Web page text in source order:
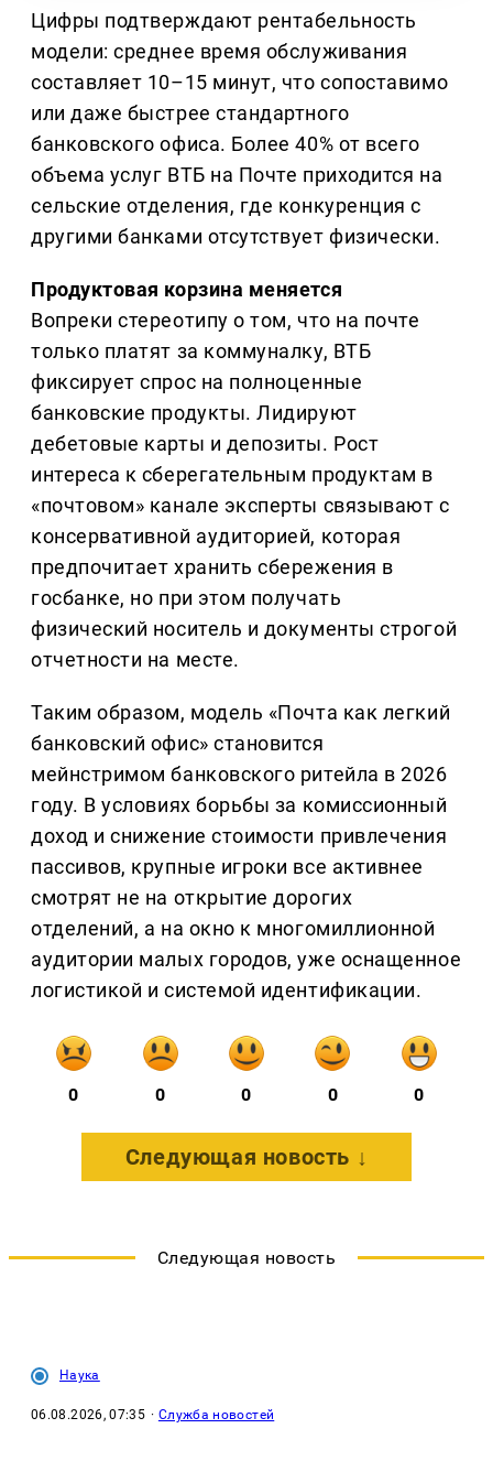
Цифры подтверждают рентабельность
модели: среднее время обслуживания
составляет 10–15 минут, что сопоставимо
или даже быстрее стандартного
банковского офиса. Более 40% от всего
объема услуг ВТБ на Почте приходится на
сельские отделения, где конкуренция с
другими банками отсутствует физически.
Продуктовая корзина меняется
Вопреки стереотипу о том, что на почте
только платят за коммуналку, ВТБ
фиксирует спрос на полноценные
банковские продукты. Лидируют
дебетовые карты и депозиты. Рост
интереса к сберегательным продуктам в
«почтовом» канале эксперты связывают с
консервативной аудиторией, которая
предпочитает хранить сбережения в
госбанке, но при этом получать
физический носитель и документы строгой
отчетности на месте.
Таким образом, модель «Почта как легкий
банковский офис» становится
мейнстримом банковского ритейла в 2026
году. В условиях борьбы за комиссионный
доход и снижение стоимости привлечения
пассивов, крупные игроки все активнее
смотрят не на открытие дорогих
отделений, а на окно к многомиллионной
аудитории малых городов, уже оснащенное
логистикой и системой идентификации.
0 0 0 0 0
Следующая новость ↓
Следующая новость
Наука
06.08.2026, 07:35 · Служба новостей